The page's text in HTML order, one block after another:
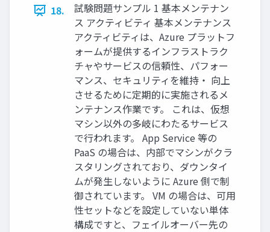
18.
試験問題サンプル 1 基本メンテナン
ス アクティビティ 基本メンテナンス
アクティビティは、Azure プラットフ
ォームが提供するインフラストラク
チャやサービスの信頼性、パフォー
マンス、セキュリティを維持・ 向上
させるために定期的に実施されるメ
ンテナンス作業です。 これは、仮想
マシン以外の多岐にわたるサービス
で行われます。 App Service 等の
PaaS の場合は、内部でマシンがクラ
スタリングされており、ダウンタイ
ムが発生しないように Azure 側で制
御されています。 VM の場合は、可用
性セットなどを設定していない単体
構成ですと、フェイルオーバー先の